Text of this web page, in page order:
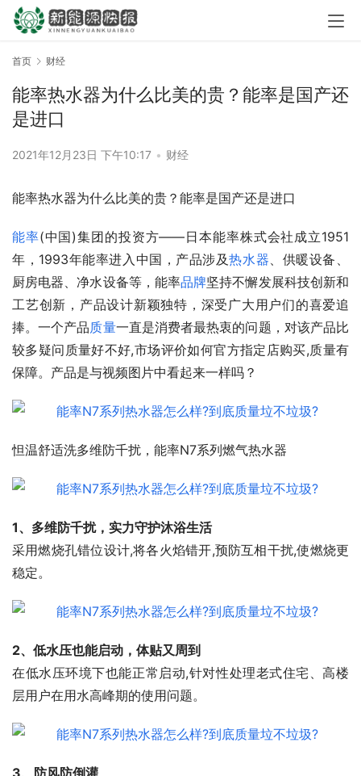
首页 财经
能率热水器为什么比美的贵？能率是国产还
是进口
2021年12月23日 下午10:17 • 财经
能率热水器为什么比美的贵？能率是国产还是进口
能率(中国)集团的投资方——日本能率株式会社成立1951
年，1993年能率进入中国，产品涉及热水器、供暖设备、
厨房电器、净水设备等，能率品牌坚持不懈发展科技创新和
工艺创新，产品设计新颖独特，深受广大用户们的喜爱追
捧。一个产品质量一直是消费者最热衷的问题，对该产品比
较多疑问质量好不好,市场评价如何官方指定店购买,质量有
保障。产品是与视频图片中看起来一样吗？
怛温舒适洗多维防千扰，能率N7系列燃气热水器
1、多维防千扰，实力守护沐浴生活
采用燃烧孔错位设计,将各火焰错开,预防互相干扰,使燃烧更
稳定。
2、低水压也能启动，体贴又周到
在低水压环境下也能正常启动,针对性处理老式住宅、高楼
层用户在用水高峰期的使用问题。